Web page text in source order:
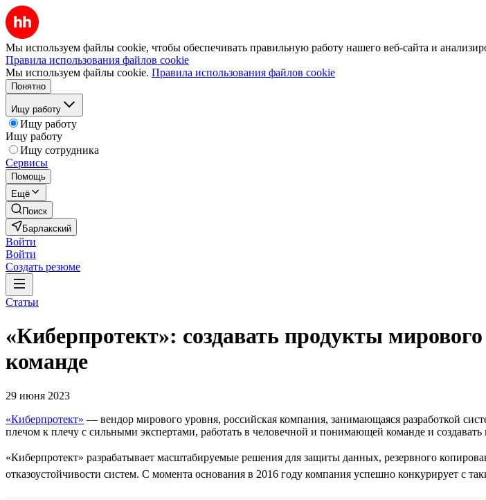
Мы используем файлы cookie, чтобы обеспечивать правильную работу нашего веб-сайта и
Правила использования файлов cookie
Мы используем файлы cookie. Правила использования файлов cookie
Понятно
Ищу работу
Ищу работу
Ищу работу
Ищу сотрудника
Сервисы
Помощь
Ещё
Поиск
Барлакский
Войти
Войти
Создать резюме
Статьи
«Киберпротект»: создавать продукты
команде
29 июня 2023
«Киберпротект» — вендор мирового уровня, российская компания, занимающаяся разработкой
плечом к плечу с сильными экспертами, работать в человечной и понимающей команде и
«Киберпротект» разрабатывает масштабируемые решения для защиты данных, резервного
отказоустойчивости систем. С момента основания в 2016 году компания успешно конкурирует с